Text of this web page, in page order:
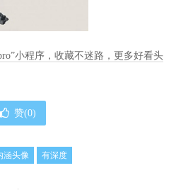
小程序，收藏不迷路，更多好看头
赞(0)
涵头像 有深度